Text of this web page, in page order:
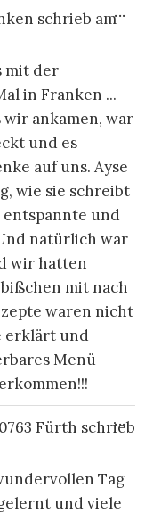
schrieb am
mit der
in Franken ...
ankamen, war
und es
auf uns. Ayse
wie sie schreibt
und
natürlich war
wir hatten
mit nach
waren nicht
erklärt und
Menü
...
Fürth schrieb
Tag
und viele
...